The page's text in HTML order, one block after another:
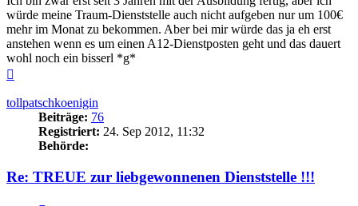
würde meine Traum-Dienststelle auch nicht aufgeben nur um 100€
mehr im Monat zu bekommen. Aber bei mir würde das ja eh erst
anstehen wenn es um einen A12-Dienstposten geht und das dauert
wohl noch ein bisserl *g*
tollpatschkoenigin
Beiträge: 76
Registriert: 24. Sep 2012, 11:32
Behörde:
Re: TREUE zur liebgewonnenen Dienststelle !!!